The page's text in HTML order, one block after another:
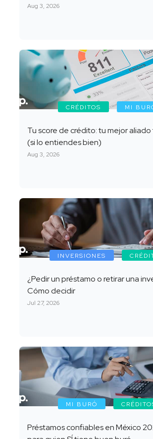
Aug 3, 2026
CRÉDITOS MI
Tu score de crédito: tu mejor
(si lo entiendes bien)
Aug 3, 2026
INVERSIONES
¿Pedir un préstamo o retirar una
Cómo decidir
Jul 27, 2026
MI BURÓ
Préstamos confiables en México